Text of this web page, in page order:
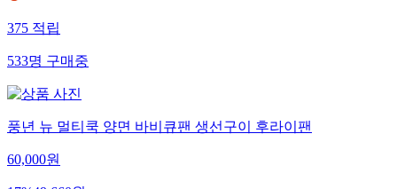
375적립
533명구매중
풍년 뉴 멀티쿡 양면 바비큐팬 생선구이 후라이팬
60,000원